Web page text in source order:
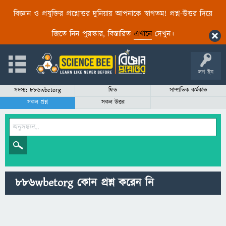
বিজ্ঞান ও প্রযুক্তির প্রশ্নোত্তর দুনিয়ায় আপনাকে স্বাগতম! প্রশ্ন-উত্তর দিয়ে
জিতে নিন পুরস্কার, বিস্তারিত এখানেদেখুন।
লগ ইন
সদস্যঃ 886wbetorg ফিড
সাম্প্রতিক কর্মকান্ড
সকল প্রশ্ন
সকল উত্তর
886wbetorg কোন প্রশ্ন করেন নি